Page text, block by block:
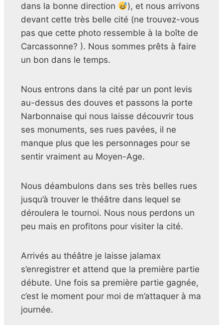
dans la bonne direction
), et nous arrivons
devant cette très belle cité (ne trouvez-vous
pas que cette photo ressemble à la boîte de
Carcassonne? ). Nous sommes prêts à faire
un bon dans le temps.
Nous entrons dans la cité par un pont levis
au-dessus des douves et passons la porte
Narbonnaise qui nous laisse découvrir tous
ses monuments, ses rues pavées, il ne
manque plus que les personnages pour se
sentir vraiment au Moyen-Age.
Nous déambulons dans ses très belles rues
jusqu’à trouver le théâtre dans lequel se
déroulera le tournoi. Nous nous perdons un
peu mais en profitons pour visiter la cité.
Arrivés au théâtre je laisse jalamax
s’enregistrer et attend que la première partie
débute. Une fois sa première partie gagnée,
c’est le moment pour moi de m’attaquer à ma
journée.